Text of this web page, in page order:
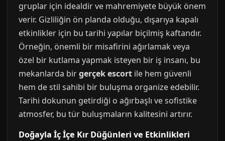
gruplar için idealdir ve mahremiyete büyük önem
verir. Gizliliğin ön planda olduğu, dışarıya kapalı
etkinlikler için bu tarihi yapılar biçilmiş kaftandır.
Örneğin, önemli bir misafirini ağırlamak veya
özel bir kutlama yapmak isteyen bir iş insanı, bu
mekanlarda birgerçek escort ile hem güvenli
hem de stil sahibi bir buluşma organize edebilir.
Tarihi dokunun getirdiği o ağırbaşlı ve sofistike
atmosfer, bu tür buluşmaların kalitesini artırır.
Doğayla İç İçe Kır Düğünleri ve Etkinlikleri